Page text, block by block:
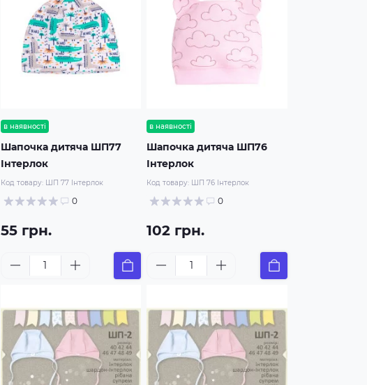
в наявності
Шапочка дитяча ШП77
Інтерлок
Код товару: ШП 77 Інтерлок
0
55 грн.
в наявності
Шапочка дитяча ШП76
Інтерлок
Код товару: ШП 76 Інтерлок
0
102 грн.